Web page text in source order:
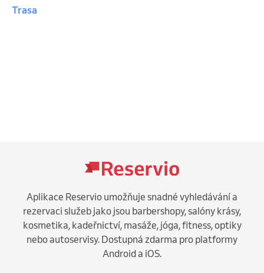
Trasa
Aplikace Reservio umožňuje snadné vyhledávání a
rezervaci služeb jako jsou barbershopy, salóny krásy,
kosmetika, kadeřnictví, masáže, jóga, fitness, optiky
nebo autoservisy. Dostupná zdarma pro platformy
Android a iOS.